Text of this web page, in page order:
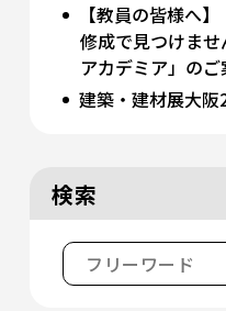
【教員の皆様へ
修成で見つけま
アカデミア」の
建築・建材展大阪
検索